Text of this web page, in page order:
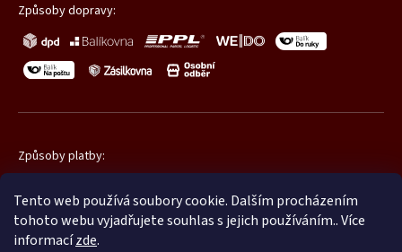
Tento web používá soubory cookie. Dalším procházením
tohoto webu vyjadřujete souhlas s jejich používáním.. Více
informacízde.
Způsoby dopravy:
Způsoby platby: